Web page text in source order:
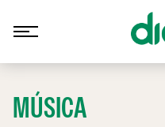
MÚSICA